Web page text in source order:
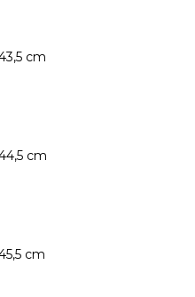
cm
cm
cm